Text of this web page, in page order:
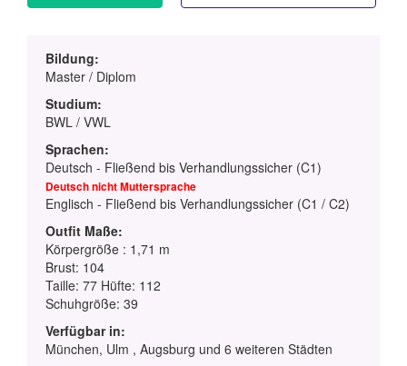
Bildung:
Master / Diplom
Studium:
BWL / VWL
Sprachen:
Deutsch - Fließend bis Verhandlungssicher (C1)
Deutsch nicht Muttersprache
Englisch - Fließend bis Verhandlungssicher (C1 / C2)
Outfit Maße:
Körpergröße : 1,71 m
Brust: 104
Taille: 77 Hüfte: 112
Schuhgröße: 39
Verfügbar in:
München, Ulm , Augsburg und 6 weiteren Städten